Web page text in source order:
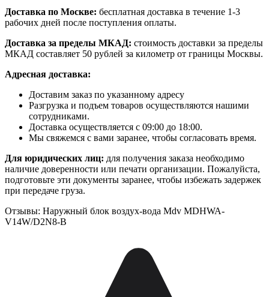
Доставка по Москве: бесплатная доставка в течение 1-3
рабочих дней после поступления оплаты.
Доставка за пределы МКАД: стоимость доставки за пределы
МКАД составляет 50 рублей за километр от границы Москвы.
Адресная доставка:
Доставим заказ по указанному адресу
Разгрузка и подъем товаров осуществляются нашими
сотрудниками.
Доставка осуществляется с 09:00 до 18:00.
Мы свяжемся с вами заранее, чтобы согласовать время.
Для юридических лиц: для получения заказа необходимо
наличие доверенности или печати организации. Пожалуйста,
подготовьте эти документы заранее, чтобы избежать задержек
при передаче груза.
Отзывы: Наружный блок воздух-вода Mdv MDHWA-
V14W/D2N8-B